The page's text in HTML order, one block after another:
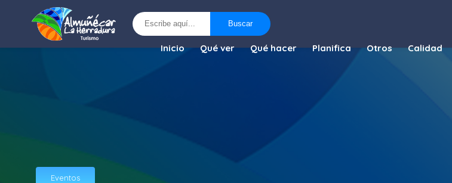
Buscar
Inicio Qué ver Qué hacer Planifica Otros Calidad
Eventos